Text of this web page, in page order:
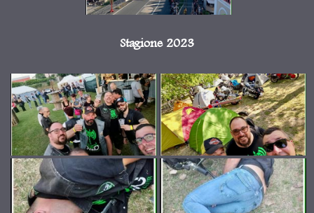
Stagione 2023